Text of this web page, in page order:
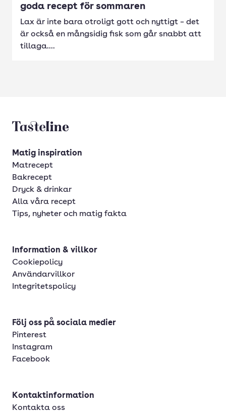
goda recept för sommaren
Lax är inte bara otroligt gott och nyttigt – det
är också en mångsidig fisk som går snabbt att
tillaga....
Tasteline startsida
Matig inspiration
Matrecept
Bakrecept
Dryck & drinkar
Alla våra recept
Tips, nyheter och matig fakta
Information & villkor
Cookiepolicy
Användarvillkor
Integritetspolicy
Följ oss på sociala medier
Pinterest
Instagram
Facebook
Kontaktinformation
Kontakta oss